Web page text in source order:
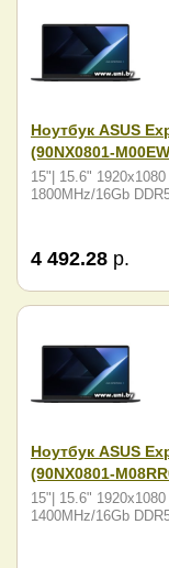
Ноутбук ASUS
(90NX0801-
15"| 15.6"
1800MHz/16Gb
4 492.28 р.
Ноутбук ASUS
(90NX0801-
15"| 15.6"
1400MHz/16Gb